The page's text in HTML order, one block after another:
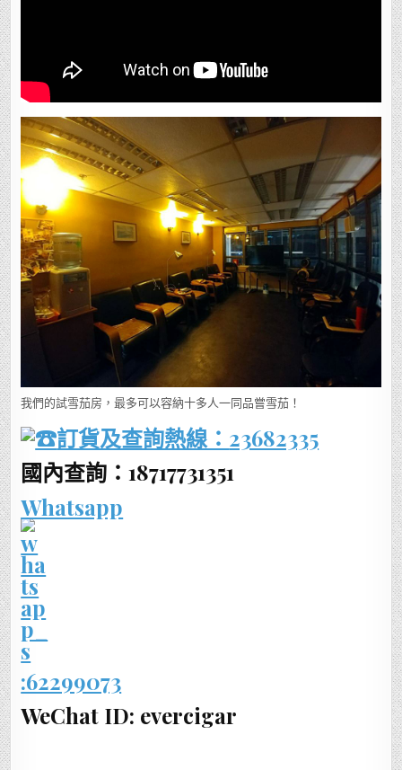
我們的試雪茄房，最多可以容納十多人一同品嘗雪茄！
訂貨及查詢熱線： 23682335
國內查詢：18717731351
Whatsapp
:62299073
WeChat ID: evercigar